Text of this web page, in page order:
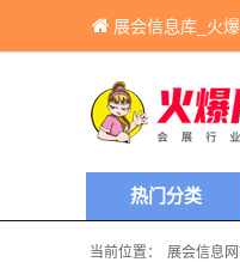
展会信息库_火
热门分类
当前位置： 展会信息